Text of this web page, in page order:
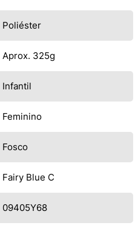
Poliéster
Aprox. 325g
Infantil
Feminino
Fosco
Fairy Blue C
09405Y68